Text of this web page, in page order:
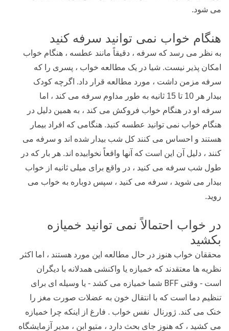
می شود.
هنگام خواب نمی توانید سرفه کنید
به نظر می رسد که سرفه ، دقیقاً مانند عطسه ، هنگام خواب
امکان پذیر نیست. شیا در یک مطالعه خواب ، پسری را که
سرفه مزمن داشت ، مورد مطالعه قرار داد. اگرچه کودک
بیدار هر 10 تا 15 ثانیه به طور مداوم سرفه می کند ، اما
سرفه او در هنگام خواب فروکش می کند ، به همین دلیل در
هنگام خواب نمی توانید عطسه کنید. هنگامی که افراد بیمار
هستند و احساس می کنند کل شب بیدار شده اند و سرفه می
کنند ، دلیل آن این است که آنها واقعاً نخوابیده اند. هر بار که در
طول شب سرفه می کنید ، در واقع برای میلی ثانیه از خواب
بیدار می شوید ، سرفه می کنید ، سپس دوباره به خواب می
روید.
در خواب احتمالاً نمی توانید خمیازه
بکشید
محققان خواب هنوز در حال مطالعه این مورد هستند ، اما اکثر
نظریه ها معتقدند که خمیازه یا واکنشی همدلانه با دیگران
است - وقتی BFF شما خمیازه می کشد - یا وسیله ای برای
تنظیم دما است که با انتقال خون به عضلات صورت مغز را
خنک می کند. ژورنال نفس خواب . فارغ از اینکه چرا خمیازه
می کشید ، که هنوز جای بحث دارد ، متیو ابن ، مدیر آزمایشگاه